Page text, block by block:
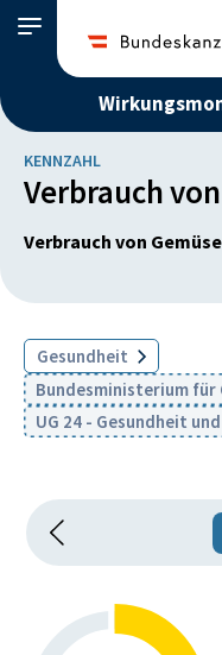
KENNZAHL
Verbrauch
Verbrauch von Gemüse
Gesundheit
Bundesministerium für
UG 24 - Gesundheit